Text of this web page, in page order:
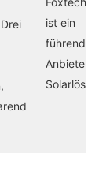
ist ein
führender
Anbieter